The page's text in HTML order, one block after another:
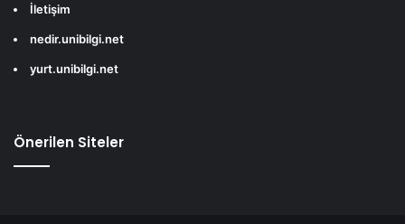
İletişim
nedir.unibilgi.net
yurt.unibilgi.net
Önerilen Siteler